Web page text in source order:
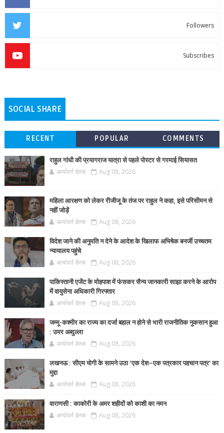
Followers
Subscribes
SOCIAL SHARE
RECENT POPULAR COMMENTS
राहुल गांधी की प्रयागराज यात्रा से पहले पोस्टर से गरमाई सियासत
आर्यावर्त डेस्क Aug 08, 2026
महिला आरक्षण को लेकर रीजीजू के तंज पर राहुल ने कहा, इसे परिसीमन से
नहीं जोड़ें
आर्यावर्त डेस्क Aug 08, 2026
विदेश जाने की अनुमति न देने के आदेश के खिलाफ अभिषेक बनर्जी उच्चतम
न्यायालय पहुंचे
आर्यावर्त डेस्क Aug 08, 2026
पाकिस्तानी एजेंट के मोहपाश में फंसकर सैन्य जानकारी साझा करने के आरोप
में वायुसेना अधिकारी गिरफ्तार
आर्यावर्त डेस्क Aug 08, 2026
जम्मू-कश्मीर का राज्य का दर्जा बहाल न होने से भारी राजनीतिक नुकसान हुआ
: उमर अब्दुल्ला
आर्यावर्त डेस्क Aug 08, 2026
लखनऊ : सीएम योगी के सामने उठा ‘एक देश–एक पत्रकार पहचान पत्र’ का
मुद्दा
आर्यावर्त डेस्क Aug 08, 2026
वाराणसी : काकोरी के अमर शहीदों को काशी का नमन
आर्यावर्त डेस्क Aug 08, 2026